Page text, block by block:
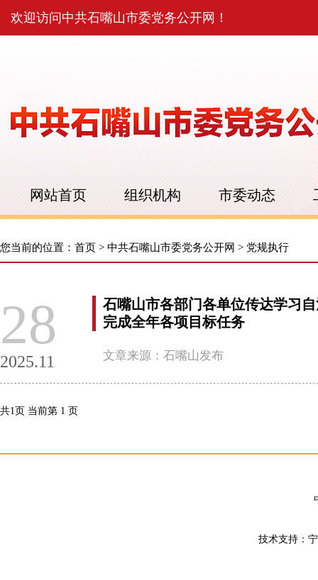
欢迎访问中共石嘴山市委党务公开网！
网站首页 组织机构 市委动态
您当前的位置： 首页 > 中共石嘴山市委党务公开网 > 党规执行
28
2025.11
石嘴山市各部门各单位传达学习
完成全年各项目标任务
文章来源：石嘴山发布
共1页 当前第 1 页
技术支持：